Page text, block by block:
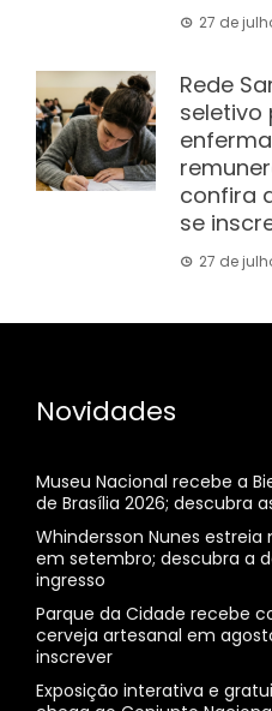
27 de
Rede
seletivo
confira
se
27 de
Novidades
Museu Nacional recebe a
de Brasília 2026; descubra
Whindersson Nunes
em setembro; descubra a
ingresso
Parque da Cidade recebe
cerveja artesanal em
inscrever
Exposição interativa e